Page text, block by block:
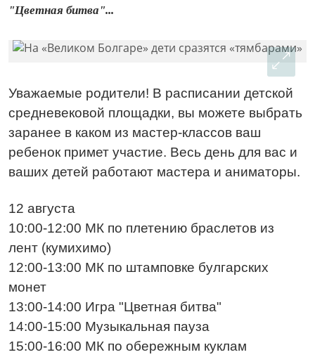
"Цветная битва"...
Уважаемые родители! В расписании детской
средневековой площадки, вы можете выбрать
заранее в каком из мастер-классов ваш
ребенок примет участие. Весь день для вас и
ваших детей работают мастера и аниматоры.
12 августа
10:00-12:00 МК по плетению браслетов из
лент (кумихимо)
12:00-13:00 МК по штамповке булгарских
монет
13:00-14:00 Игра "Цветная битва"
14:00-15:00 Музыкальная пауза
15:00-16:00 МК по обережным куклам